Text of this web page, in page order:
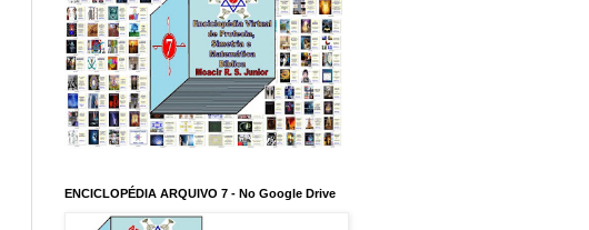
ENCICLOPÉDIA ARQUIVO 7 - No Google Drive